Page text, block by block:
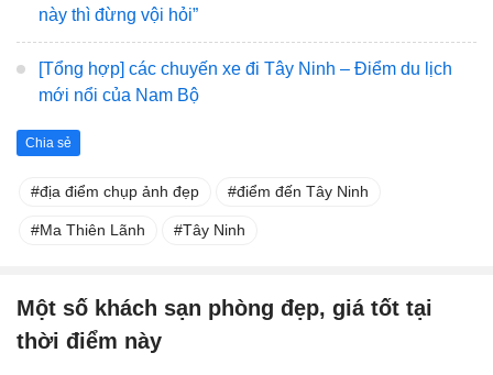
này thì đừng vội hỏi”
[Tổng hợp] các chuyến xe đi Tây Ninh – Điểm du lịch
mới nổi của Nam Bộ
Chia sẻ
địa điểm chụp ảnh đẹp điểm đến Tây Ninh
Ma Thiên Lãnh Tây Ninh
Một số khách sạn phòng đẹp, giá tốt tại
thời điểm này